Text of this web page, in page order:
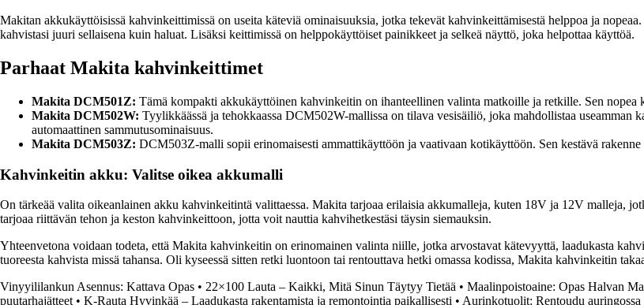
Makitan akkukäyttöisissä kahvinkeittimissä on useita käteviä ominaisuuksia, jotka tekevät kahvinkeittämisestä helppoa ja
kahvistasi juuri sellaisena kuin haluat. Lisäksi keittimissä on helppokäyttöiset painikkeet ja selkeä näyttö, joka helpottaa käyttöä.
Parhaat Makita kahvinkeittimet
Makita DCM501Z: Tämä kompakti akkukäyttöinen kahvinkeitin on ihanteellinen valinta matkoille ja retkille. Sen nopea
Makita DCM502W: Tyylikkäässä ja tehokkaassa DCM502W-mallissa on tilava vesisäiliö, joka mahdollistaa useamman
automaattinen sammutusominaisuus.
Makita DCM503Z: DCM503Z-malli sopii erinomaisesti ammattikäyttöön ja vaativaan kotikäyttöön. Sen kestävä
Kahvinkeitin akku: Valitse oikea akkumalli
On tärkeää valita oikeanlainen akku kahvinkeitintä valittaessa. Makita tarjoaa erilaisia akkumalleja, kuten 18V ja 12V malleja,
tarjoaa riittävän tehon ja keston kahvinkeittoon, jotta voit nauttia kahvihetkestäsi täysin siemauksin.
Yhteenvetona voidaan todeta, että Makita kahvinkeitin on erinomainen valinta niille, jotka arvostavat kätevyyttä, laadukasta
tuoreesta kahvista missä tahansa. Oli kyseessä sitten retki luontoon tai rentouttava hetki omassa kodissa, Makita kahvinkeitin
Vinyyililankun Asennus: Kattava Opas • 22×100 Lauta – Kaikki, Mitä Sinun Täytyy Tietää • Maalinpoistoaine: Opas Halvan
puutarhajätteet • K-Rauta Hyvinkää – Laadukasta rakentamista ja remontointia paikallisesti • Aurinkotuolit: Rentoudu auringossa